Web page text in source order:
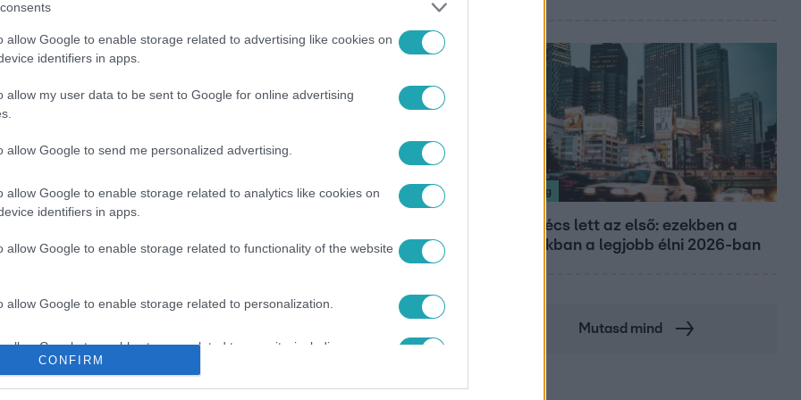
allow Google to enable storage related to advertising like cookies on
identifiers in apps.
allow my user data to be sent to Google for online advertising
allow Google to send me personalized advertising.
allow Google to enable storage related to analytics like cookies on
identifiers in apps.
allow Google to enable storage related to functionality of the website
allow Google to enable storage related to personalization.
allow Google to enable storage related to security, including
functionality and fraud prevention, and other user protection.
CONFIRM
Nagyvilág
Nem Bécs lett az első: ezekben a
városokban a legjobb élni 2026-ban
Mutasd mind